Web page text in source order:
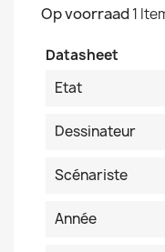
Op voorraad 1
Datasheet
Etat
Dessinateur
Scénariste
Année